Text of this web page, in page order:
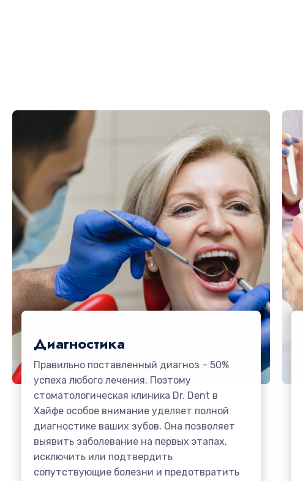
Диагностика
Правильно поставленный диагноз – 50%
успеха любого лечения. Поэтому
стоматологическая клиника Dr. Dent в
Хайфе особое внимание уделяет полной
диагностике ваших зубов. Она позволяет
выявить заболевание на первых этапах,
исключить или подтвердить
сопутствующие болезни и предотвратить